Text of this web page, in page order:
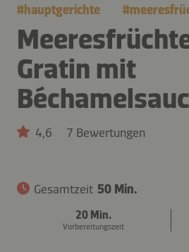
#hauptgerichte #
Gratin mit
4,6 7 Bewertungen
Gesamtzeit 50 Min.
20 Min.
Vorbereitungszeit